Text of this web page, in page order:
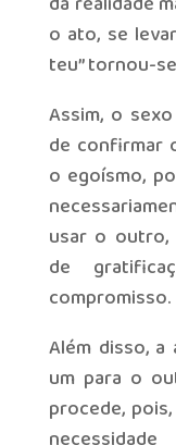
o ato, se
teu” tornou-
Assim, o
de confirmar
o egoísmo,
usar o outro,
de
compromisso.
Além disso,
um para o
procede,